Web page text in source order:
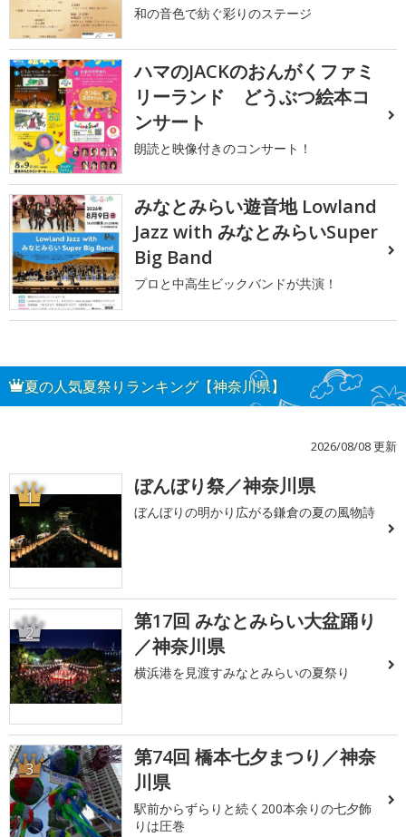
和の音色で紡ぐ彩りのステージ
ハマのJACKのおんがくファミ
リーランド どうぶつ絵本コ
ンサート
朗読と映像付きのコンサート！
みなとみらい遊音地 Lowland
Jazz with みなとみらいSuper
Big Band
プロと中高生ビックバンドが共演！
夏の人気夏祭りランキング【神奈川県】
2026/08/08 更新
1 ぼんぼり祭／神奈川県
ぼんぼりの明かり広がる鎌倉の夏の風物詩
2
第17回 みなとみらい大盆踊り
／神奈川県
横浜港を見渡すみなとみらいの夏祭り
3
第74回 橋本七夕まつり／神奈
川県
駅前からずらりと続く200本余りの七夕飾
りは圧巻